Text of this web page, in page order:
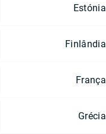
Estónia
Finlândia
França
Grécia